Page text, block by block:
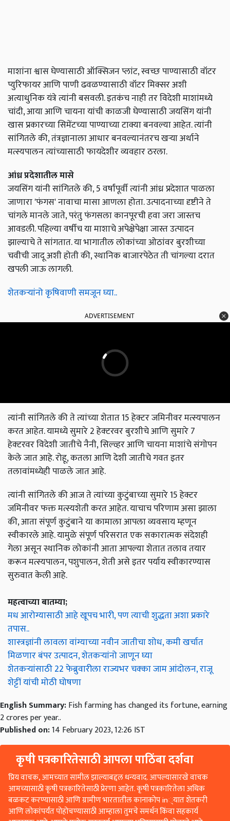
माशांना श्वास घेण्यासाठी ऑक्सिजन प्लांट, स्वच्छ पाण्यासाठी वॉटर
प्युरिफायर आणि पाणी ढवळण्यासाठी वॉटर मिक्सर अशी
अत्याधुनिक यंत्रे त्यांनी बसवली. इतकंच नाही तर विदेशी माशांमध्ये
चांदी, आया आणि चायना यांची काळजी घेण्यासाठी जयसिंग यांनी
खास प्रकारच्या सिमेंटच्या पाण्याच्या टाक्या बनवल्या आहेत. त्यांनी
सांगितले की, तंत्रज्ञानाला आधार बनवल्यानंतरच खर्‍या अर्थाने
मत्स्यपालन त्यांच्यासाठी फायदेशीर व्यवहार ठरला.
आंध्र प्रदेशातील मासे
जयसिंग यांनी सांगितले की, 5 वर्षांपूर्वी त्यांनी आंध्र प्रदेशात पाळला
जाणारा 'फंगस' नावाचा मासा आणला होता. उत्पादनाच्या दृष्टीने ते
चांगले मानले जाते, परंतु फंगसला कानपूरची हवा जरा जास्तच
आवडली. पहिल्या वर्षीच या माशाचे अपेक्षेपेक्षा जास्त उत्पादन
झाल्याचे ते सांगतात. या भागातील लोकांच्या ओठांवर बुरशीच्या
चवीची जादू अशी होती की, स्थानिक बाजारपेठेत ती चांगल्या दरात
खपली जाऊ लागली.
शेतकऱ्यांनो कृषिवाणी समजून घ्या..
ADVERTISEMENT
त्यांनी सांगितले की ते त्यांच्या शेतात 15 हेक्टर जमिनीवर मत्स्यपालन
करत आहेत. यामध्ये सुमारे 2 हेक्‍टरवर बुरशीचे आणि सुमारे 7
हेक्‍टरवर विदेशी जातीचे नैनी, सिल्व्हर आणि चायना माशांचे संगोपन
केले जात आहे. रोहू, कतला आणि देशी जातीचे गवत इतर
तलावांमध्येही पाळले जात आहे.
त्यांनी सांगितले की आज ते त्यांच्या कुटुंबाच्या सुमारे 15 हेक्टर
जमिनीवर फक्त मत्स्यशेती करत आहेत. याचाच परिणाम असा झाला
की, आता संपूर्ण कुटुंबाने या कामाला आपला व्यवसाय म्हणून
स्वीकारले आहे. यामुळे संपूर्ण परिसरात एक सकारात्मक संदेशही
गेला असून स्थानिक लोकांनी आता आपल्या शेतात तलाव तयार
करून मत्स्यपालन, पशुपालन, शेती असे इतर पर्याय स्वीकारण्यास
सुरुवात केली आहे.
महत्वाच्या बातम्या;
मध आरोग्यासाठी आहे खूपच भारी, पण त्याची शुद्धता अशा प्रकारे
तपास..
शास्त्रज्ञांनी लावला वांग्याच्या नवीन जातीचा शोध, कमी खर्चात
मिळणार बंपर उत्पादन, शेतकऱ्यांनो जाणून घ्या
शेतकऱ्यांसाठी 22 फेब्रुवारीला राज्यभर चक्का जाम आंदोलन, राजू
शेट्टीं यांची मोठी घोषणा
English Summary:Fish farming has changed its fortune, earning
2 crores per year..
Published on:14 February 2023, 12:26 IST
कृषी पत्रकारितेसाठी आपला पाठिंबा दर्शवा
प्रिय वाचक, आमच्यात सामील झाल्याबद्दल धन्यवाद. आपल्यासारखे वाचक
आमच्यासाठी कृषी पत्रकारितेसाठी प्रेरणा आहेत. कृषी पत्रकारितेला अधिक
बळकट करण्यासाठी आणि ग्रामीण भारतातील कानाकोप in्यात शेतकरी
आणि लोकांपर्यंत पोहोचण्यासाठी आम्हाला तुमचे समर्थन किंवा सहकार्य